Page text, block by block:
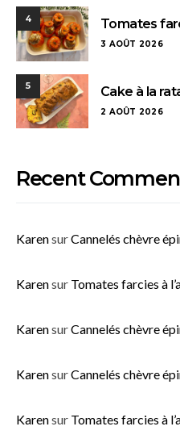
4 Tomates
3 AOÛT 2026
5 Cake à la
2 AOÛT 2026
Recent
KarensurCannelés chèvre
Karensur Tomates farcies à
KarensurCannelés chèvre
KarensurCannelés chèvre
Karensur Tomates farcies à